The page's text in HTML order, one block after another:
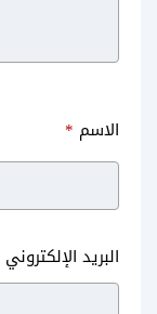
الاسم *
البريد الإلكتروني